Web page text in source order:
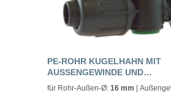
PE-ROHR KUGELHAHN MIT
AUSSENGEWINDE UND S
CHNELLVERSCHLUSS, PN 4
für Rohr-Außen-Ø: 16 mm |